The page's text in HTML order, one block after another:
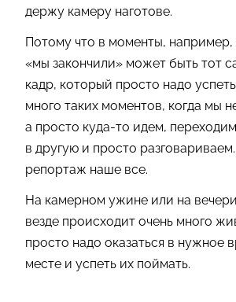
держу камеру наготове.
Потому что в моменты, например,
«мы закончили» может быть тот
кадр, который просто надо
много таких моментов, когда мы
а просто куда-то идем,
в другую и просто
репортаж наше все.
На камерном ужине или на
везде происходит очень много
просто надо оказаться в нужное
месте и успеть их поймать.